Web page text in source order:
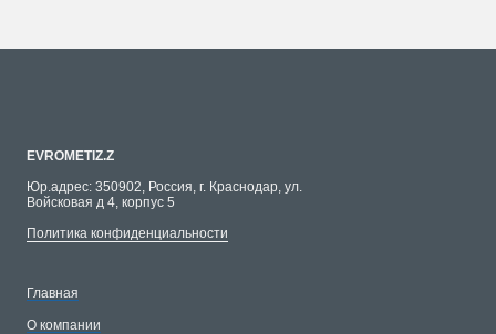
EVROMETIZ.Z
Юр.адрес: 350902, Россия, г. Краснодар, ул.
Войсковая д 4, корпус 5
Политика конфиденциальности
Главная
О компании